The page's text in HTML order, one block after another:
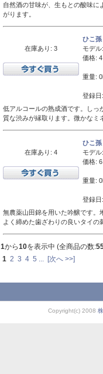
自然酒の甘味が、生もとの酸味
がります。
在庫あり: 3
ひこ
モデル:
価格:
重量:
登録
低アルコールの熟成酒です。しっ
質な渋みが縁取ります。微かなミ
在庫あり: 4
ひこ
モデル:
価格:
重量:
登録
無農薬山田錦を用いた吟醸です
よく締めた歯ざわりの良いタイ
1から10を表示中 (全商品の数:
1 2 3 4 5 [次へ >>]
Copyright(c) 2008